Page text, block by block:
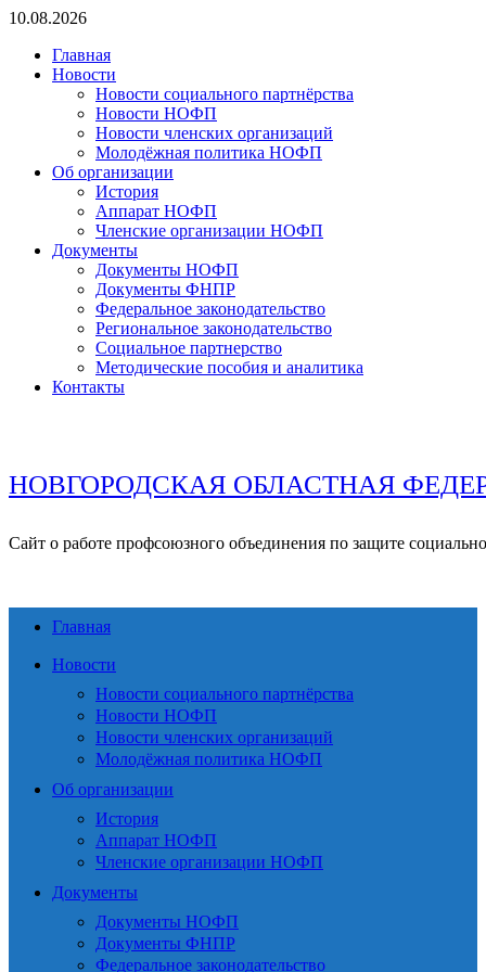
Перейти
содержимому
10.08.2026
Главная
Новости
Новости социального партнёрства
Новости НОФП
Новости членских организаций
Молодёжная политика НОФП
Об организации
История
Аппарат НОФП
Членские организации НОФП
Документы
Документы НОФП
Документы ФНПР
Федеральное законодательство
Региональное законодательство
Социальное партнерство
Методические пособия и аналитика
Контакты
НОВГОРОДСКАЯ ОБЛАСТНАЯ
Сайт о работе профсоюзного объединения по защите
Главная
Новости
Новости социального партнёрства
Новости НОФП
Новости членских организаций
Молодёжная политика НОФП
Об организации
История
Аппарат НОФП
Членские организации НОФП
Документы
Документы НОФП
Документы ФНПР
Федеральное законодательство